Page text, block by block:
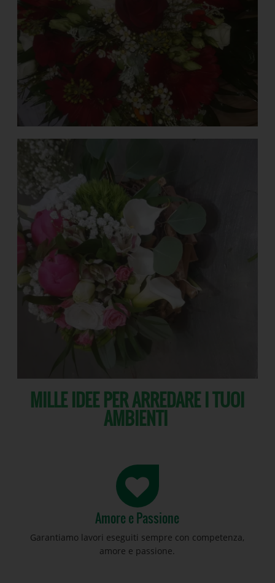
MILLE IDEE PER ARREDARE I TUOI
AMBIENTI
Amore e Passione
Garantiamo lavori eseguiti sempre con competenza,
amore e passione.